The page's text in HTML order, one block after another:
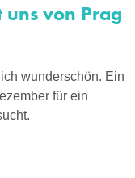
von Prag
wunderschön. Ein
für ein